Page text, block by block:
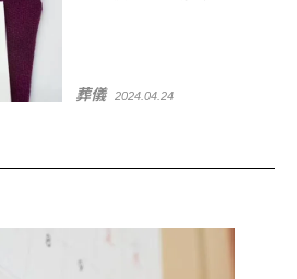
葬儀 2024.04.24